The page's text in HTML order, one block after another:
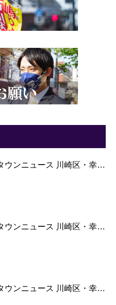
ウンニュース 川崎区・幸…
ウンニュース 川崎区・幸…
ウンニュース 川崎区・幸…